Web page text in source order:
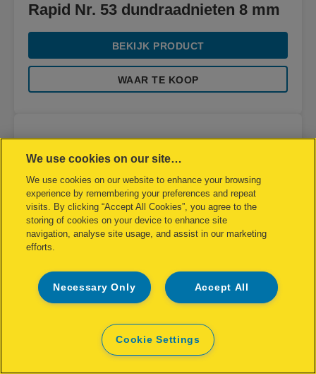
Rapid Nr. 53 dundraadnieten 8 mm
BEKIJK PRODUCT
WAAR TE KOOP
We use cookies on our site…
We use cookies on our website to enhance your browsing
experience by remembering your preferences and repeat
visits. By clicking “Accept All Cookies”, you agree to the
storing of cookies on your device to enhance site
navigation, analyse site usage, and assist in our marketing
efforts.
Accept All
Necessary Only
Cookie Settings